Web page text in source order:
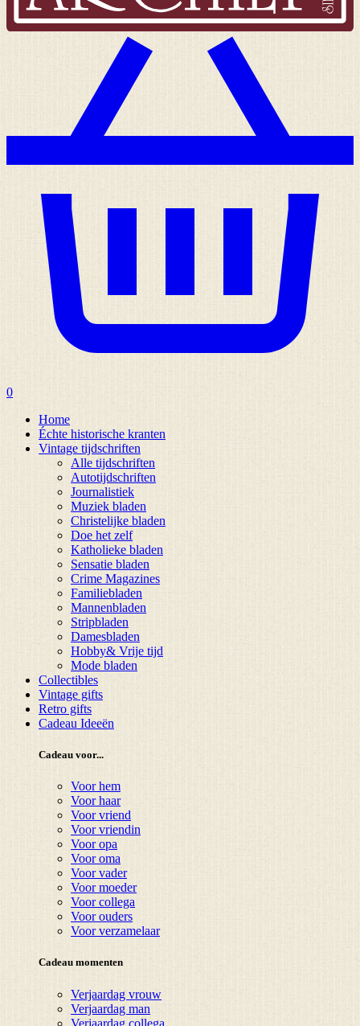
0
Home
Échte historische kranten
Vintage tijdschriften
Alle tijdschriften
Autotijdschriften
Journalistiek
Muziek bladen
Christelijke bladen
Doe het zelf
Katholieke bladen
Sensatie bladen
Crime Magazines
Familiebladen
Mannenbladen
Stripbladen
Damesbladen
Hobby& Vrije tijd
Mode bladen
Collectibles
Vintage gifts
Retro gifts
Cadeau Ideeën
Cadeau voor...
Voor hem
Voor haar
Voor vriend
Voor vriendin
Voor opa
Voor oma
Voor vader
Voor moeder
Voor collega
Voor ouders
Voor verzamelaar
Cadeau momenten
Verjaardag vrouw
Verjaardag man
Verjaardag collega